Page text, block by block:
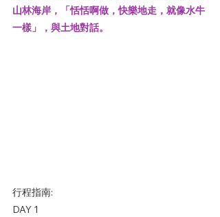
山林海岸，「恬恬啊做，快樂地走，就像水牛
一樣」，與土地對話。
行程指南:
DAY 1